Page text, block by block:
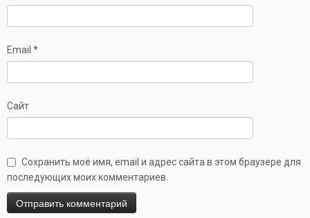
Email *
Сайт
Сохранить моё имя, email и адрес сайта в этом браузере для
последующих моих комментариев.